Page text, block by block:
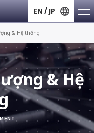
EN JP
& Hệ thống
& Hệ